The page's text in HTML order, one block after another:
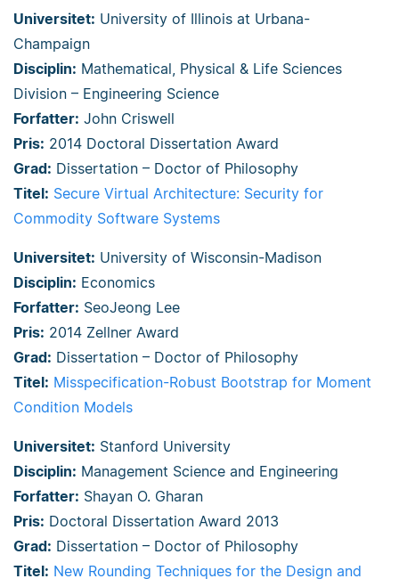
Universitet: University of Illinois at Urbana-
Champaign
Disciplin: Mathematical, Physical & Life Sciences
Division – Engineering Science
Forfatter: John Criswell
Pris: 2014 Doctoral Dissertation Award
Grad: Dissertation – Doctor of Philosophy
Titel: Secure Virtual Architecture: Security for
Commodity Software Systems
Universitet: University of Wisconsin-Madison
Disciplin: Economics
Forfatter: SeoJeong Lee
Pris: 2014 Zellner Award
Grad: Dissertation – Doctor of Philosophy
Titel: Misspecification-Robust Bootstrap for Moment
Condition Models
Universitet: Stanford University
Disciplin: Management Science and Engineering
Forfatter: Shayan O. Gharan
Pris: Doctoral Dissertation Award 2013
Grad: Dissertation – Doctor of Philosophy
Titel: New Rounding Techniques for the Design and